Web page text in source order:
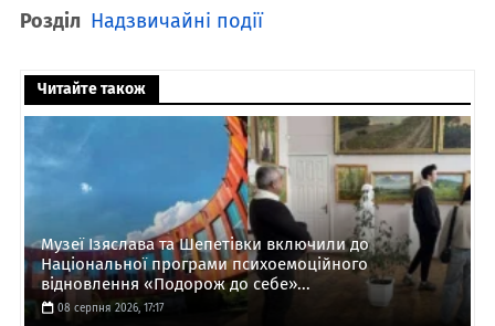
Розділ Надзвичайні події
Читайте також
Музеї Ізяслава та Шепетівки включили до
Національної програми психоемоційного
відновлення «Подорож до себе»...
08 серпня 2026, 17:17